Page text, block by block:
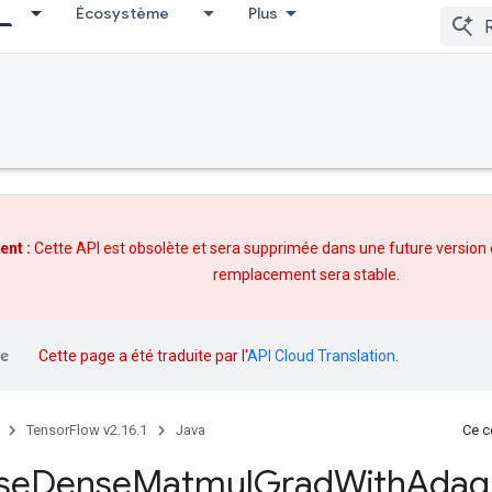
Écosystème Plus
: Cette API est obsolète et sera supprimée dans une future version
remplacementsera stable.
Cette page a été traduite par l'API Cloud Translation
TensorFlow v2.16.1 Java Ce
DenseMatmulGradWith